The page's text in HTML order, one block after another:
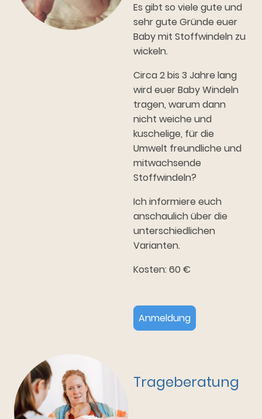
Es gibt so viele gute und
sehr gute Gründe euer
Baby mit Stoffwindeln zu
wickeln.
Circa 2 bis 3 Jahre lang
wird euer Baby Windeln
tragen, warum dann
nicht weiche und
kuschelige, für die
Umwelt freundliche und
mitwachsende
Stoffwindeln?
Ich informiere euch
anschaulich über die
unterschiedlichen
Varianten.
Kosten: 60 €
Anmeldung
Trageberatung